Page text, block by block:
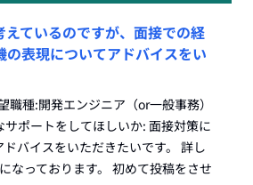
ているのですが、面接での経
の表現についてアドバイスをい
職種:開発エンジニア（or一般事務）
サポートをしてほしいか: 面接対策に
バイスをいただきたいです。 詳し
なっております。 初めて投稿をさせ